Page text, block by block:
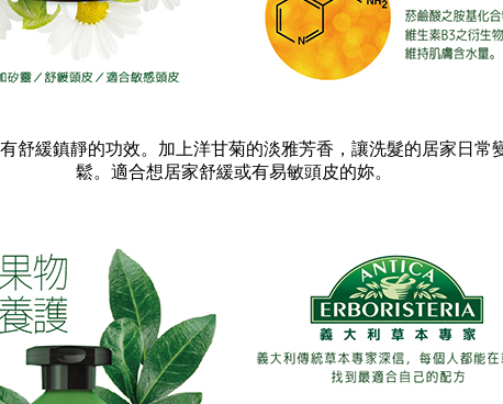
舒緩鎮靜的功效。加上洋甘菊的淡雅芳香，讓洗髮的居家日
鬆。適合想居家舒緩或有易敏頭皮的妳。